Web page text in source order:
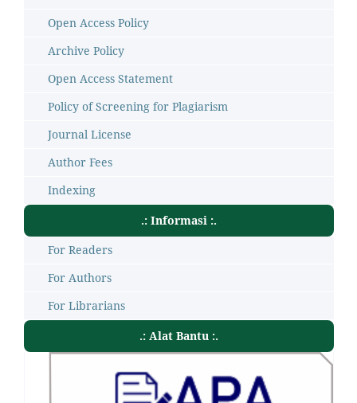
Open Access Policy
Archive Policy
Open Access Statement
Policy of Screening for Plagiarism
Journal License
Author Fees
Indexing
.: Informasi :.
For Readers
For Authors
For Librarians
.: Alat Bantu :.